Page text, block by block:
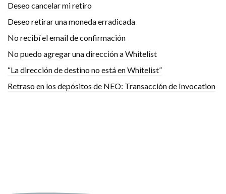
Deseo cancelar mi retiro
Deseo retirar una moneda erradicada
No recibí el email de confirmación
No puedo agregar una dirección a Whitelist
“La dirección de destino no está en Whitelist”
Retraso en los depósitos de NEO: Transacción de Invocation